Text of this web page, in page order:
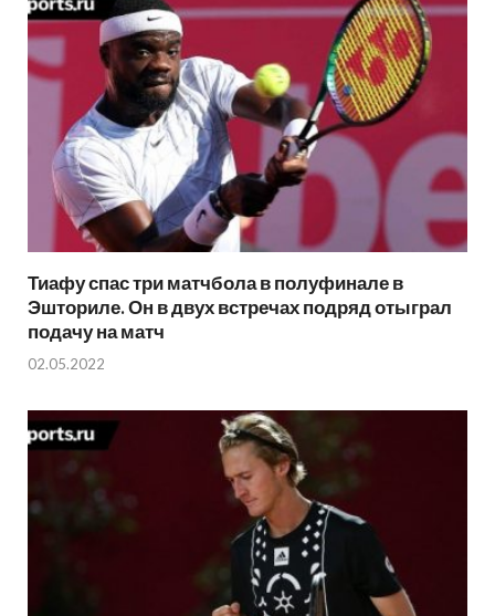
Тиафу спас три матчбола в полуфинале в
Эшториле. Он в двух встречах подряд отыграл
подачу на матч
02.05.2022